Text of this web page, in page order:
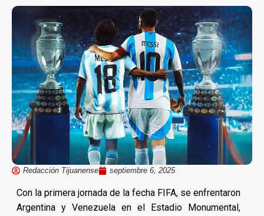
Redacción Tijuanense septiembre 6, 2025
Con la primera jornada de la fecha FIFA, se enfrentaron
Argentina y Venezuela en el Estadio Monumental,